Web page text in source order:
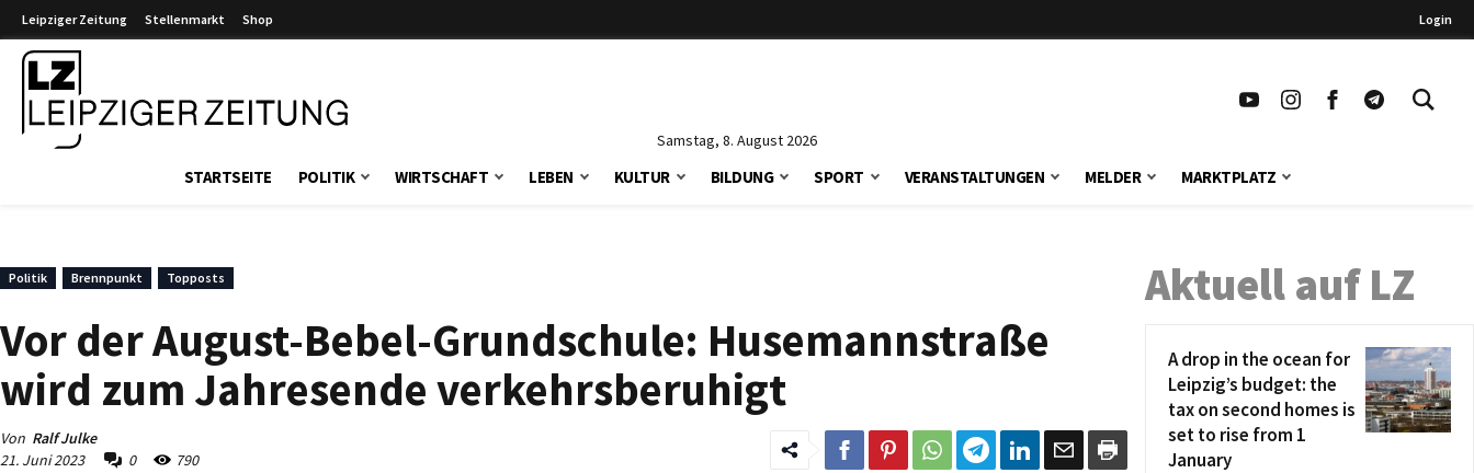
Leipziger Zeitung Stellenmarkt Shop Login
Samstag, 8. August 2026
STARTSEITE POLITIK WIRTSCHAFT LEBEN KULTUR BILDUNG SPORT VERANSTALTUNGEN MELDER MARKTPLATZ
Politik Brennpunkt Topposts
Vor der August-Bebel-Grundschule: Husemannstraße
wird zum Jahresende verkehrsberuhigt
Von Ralf Julke
21. Juni 2023
0 790
Aktuell auf LZ
A drop in the ocean for
Leipzig’s budget: the
tax on second homes is
set to rise from 1
January